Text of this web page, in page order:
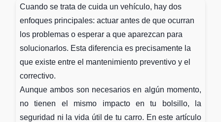
Cuando se trata de cuida un vehículo, hay dos
enfoques principales: actuar antes de que ocurran
los problemas o esperar a que aparezcan para
solucionarlos. Esta diferencia es precisamente la
que existe entre el mantenimiento preventivo y el
correctivo.
Aunque ambos son necesarios en algún momento,
no tienen el mismo impacto en tu bolsillo, la
seguridad ni la vida útil de tu carro. En este artículo